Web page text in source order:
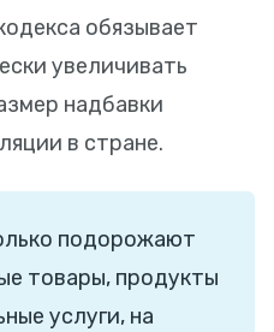
обязывает
увеличивать
надбавки
в стране.
подорожают
товары, продукты
услуги, на